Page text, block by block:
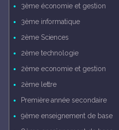
3ème économie et gestion
3ème informatique
2ème Sciences
2ème technologie
2ème economie et gestion
2ème lettre
Première année secondaire
9ème enseignement de base